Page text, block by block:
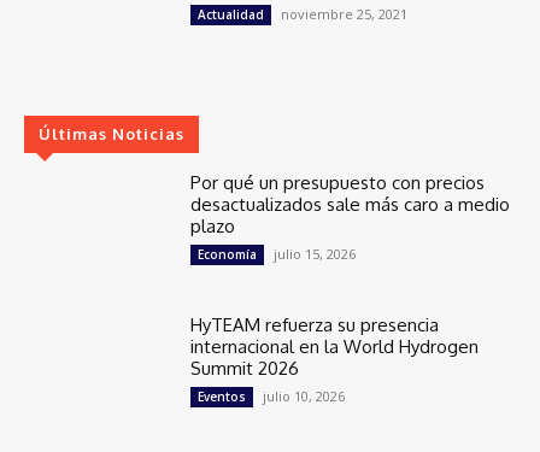
Actualidad noviembre 25, 2021
Últimas Noticias
Por qué un presupuesto con precios
desactualizados sale más caro a medio
plazo
Economía julio 15, 2026
HyTEAM refuerza su presencia
internacional en la World Hydrogen
Summit 2026
Eventos julio 10, 2026